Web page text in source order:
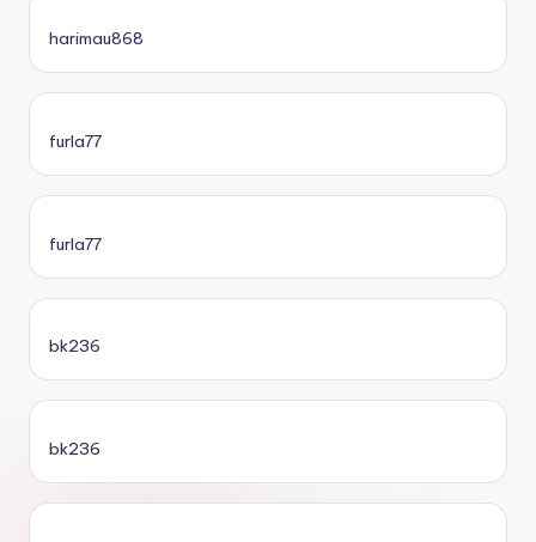
harimau868
furla77
furla77
bk236
bk236